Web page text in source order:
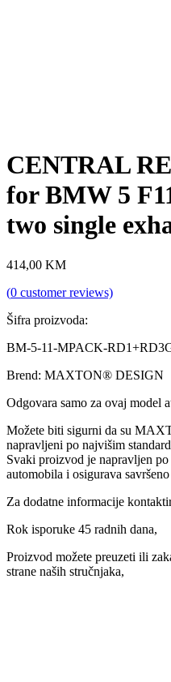
CENTRAL
for BMW 5
two single
414,00 KM
(0 customer reviews)
Šifra proizvoda:
BM-5-11-MPACK-
Brend: MAXTON® DESIGN
Odgovara samo za ovaj model
Možete biti sigurni da su
napravljeni po najvišim
Svaki proizvod je napravljen
automobila i osigurava
Za dodatne informacije
Rok isporuke 45 radnih dana,
Proizvod možete preuzeti ili
strane naših stručnjaka,